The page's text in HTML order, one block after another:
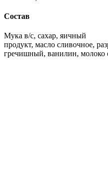
Состав
Мука в/с, сахар, яичный
продукт, масло сливочное,
гречишный, ванилин, молоко